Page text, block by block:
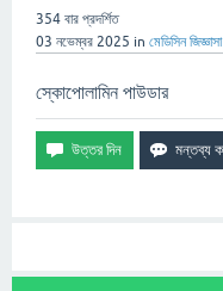
354 বার প্রদর্শিত
03 নভেম্বর 2025 in মেডিসিন জিজ্ঞাসা
স্কোপোলামিন পাউডার